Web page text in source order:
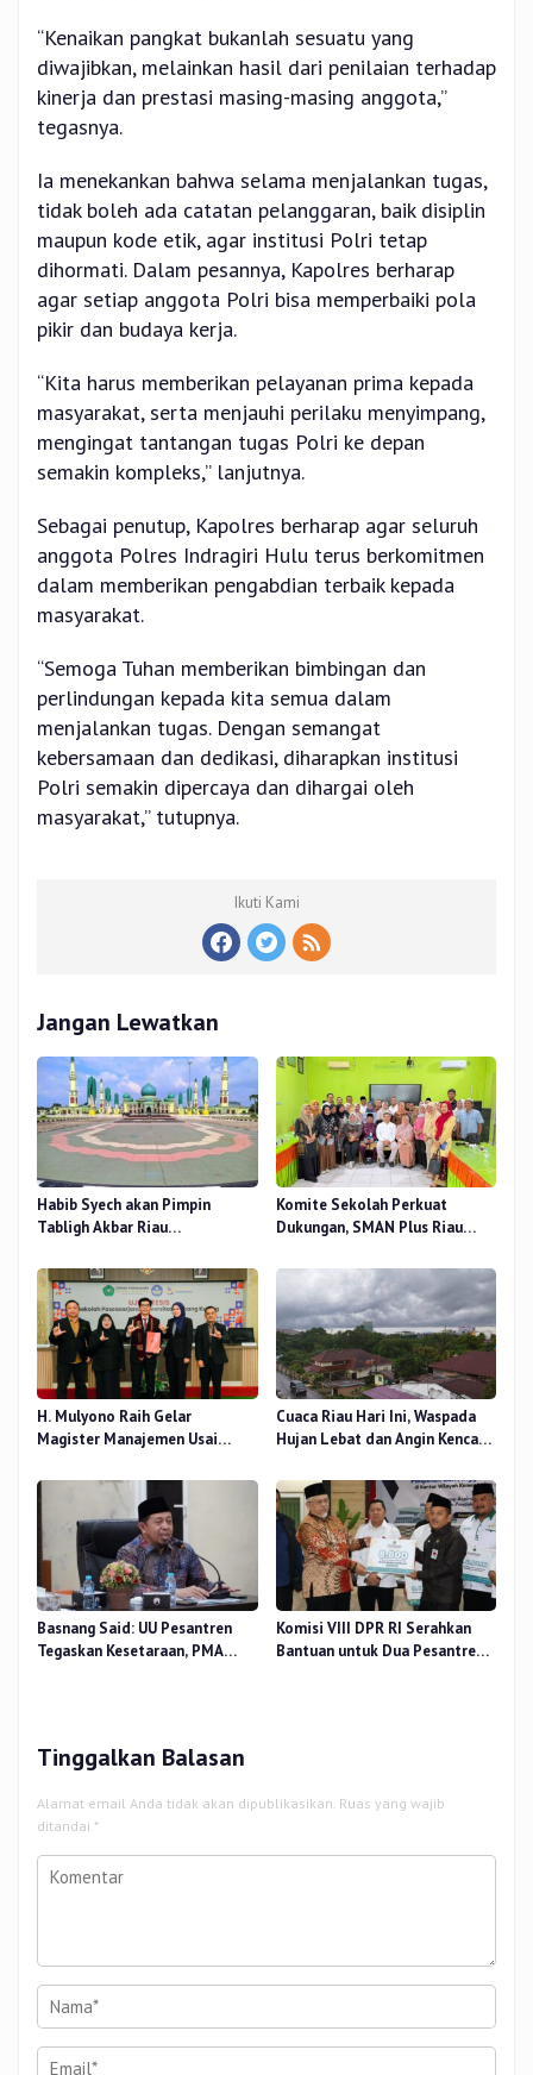
“Kenaikan pangkat bukanlah sesuatu yang
diwajibkan, melainkan hasil dari penilaian terhadap
kinerja dan prestasi masing-masing anggota,”
tegasnya.
Ia menekankan bahwa selama menjalankan tugas,
tidak boleh ada catatan pelanggaran, baik disiplin
maupun kode etik, agar institusi Polri tetap
dihormati. Dalam pesannya, Kapolres berharap
agar setiap anggota Polri bisa memperbaiki pola
pikir dan budaya kerja.
“Kita harus memberikan pelayanan prima kepada
masyarakat, serta menjauhi perilaku menyimpang,
mengingat tantangan tugas Polri ke depan
semakin kompleks,” lanjutnya.
Sebagai penutup, Kapolres berharap agar seluruh
anggota Polres Indragiri Hulu terus berkomitmen
dalam memberikan pengabdian terbaik kepada
masyarakat.
“Semoga Tuhan memberikan bimbingan dan
perlindungan kepada kita semua dalam
menjalankan tugas. Dengan semangat
kebersamaan dan dedikasi, diharapkan institusi
Polri semakin dipercaya dan dihargai oleh
masyarakat,” tutupnya.
Ikuti Kami
Jangan Lewatkan
Habib Syech akan Pimpin
Tabligh Akbar Riau
Nur, Besok
Komite Sekolah Perkuat
Dukungan, SMAN Plus Riau
Pendidikan
H. Mulyono Raih Gelar
Magister Manajemen Usai
Terhadap Beban Kerja
Cuaca Riau Hari Ini, Waspada
Hujan Lebat dan Angin Kencang
Basnang Said: UU Pesantren
Tegaskan Kesetaraan, PMA
Komisi VIII DPR RI Serahkan
Bantuan untuk Dua Pesantren
Tinggalkan Balasan
Alamat email Anda tidak akan dipublikasikan. Ruas yang wajib
ditandai *